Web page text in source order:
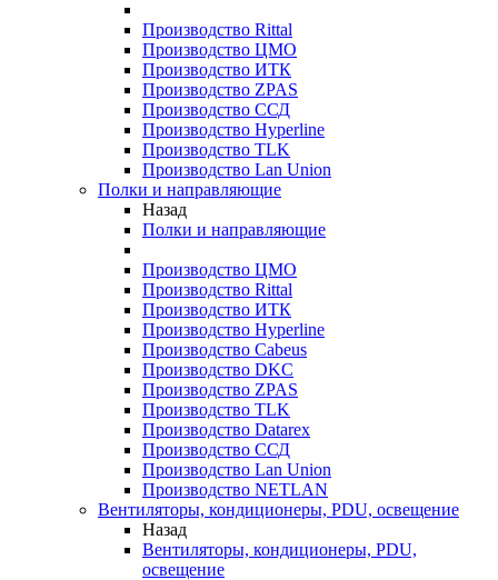
Производство Rittal
Производство ЦМО
Производство ИТК
Производство ZPAS
Производство ССД
Производство Hyperline
Производство TLK
Производство Lan Union
Полки и направляющие
Назад
Полки и направляющие
Производство ЦМО
Производство Rittal
Производство ИТК
Производство Hyperline
Производство Cabeus
Производство DKC
Производство ZPAS
Производство TLK
Производство Datarex
Производство ССД
Производство Lan Union
Производство NETLAN
Вентиляторы, кондиционеры, PDU, освещение
Назад
Вентиляторы, кондиционеры, PDU,
освещение